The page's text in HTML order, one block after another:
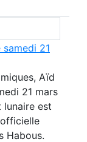
21
Aïd
21 mars
lunaire est
Habous.